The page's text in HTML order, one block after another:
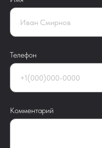
Телефон
Комментарий